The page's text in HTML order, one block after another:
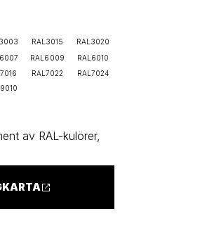
RAL3015
RAL3020
RAL6009
RAL6010
RAL7022
RAL7024
av RAL-kulörer,